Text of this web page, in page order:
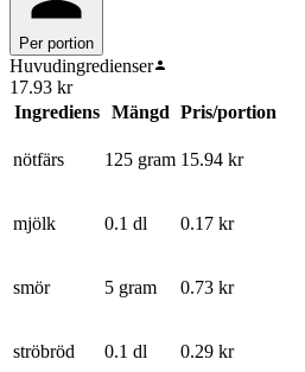
Per portion
Huvudingredienser
17.93 kr
Ingrediens
Mängd Pris/portion
nötfärs 125 gram 15.94 kr
mjölk 0.1 dl 0.17 kr
smör 5 gram 0.73 kr
ströbröd 0.1 dl 0.29 kr